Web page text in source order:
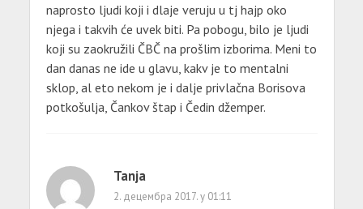
naprosto ljudi koji i dlaje veruju u tj hajp oko
njega i takvih će uvek biti. Pa pobogu, bilo je ljudi
koji su zaokružili ČBČ na prošlim izborima. Meni to
dan danas ne ide u glavu, kakv je to mentalni
sklop, al eto nekom je i dalje privlačna Borisova
potkošulja, Čankov štap i Čedin džemper.
Tanja
2. децембра 2017. у 01:11